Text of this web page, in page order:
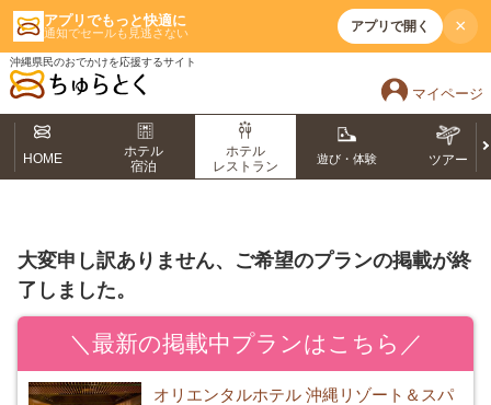
アプリでもっと快適に
通知でセールも見逃さない アプリで開く ×
沖縄県民のおでかけを応援するサイト
マイページ
HOME
ホテル
宿泊
ホテル
レストラン
遊び・体験 ツアー
大変申し訳ありません、ご希望のプランの掲載が終
了しました。
＼最新の掲載中プランはこちら／
オリエンタルホテル 沖縄リゾート＆スパ